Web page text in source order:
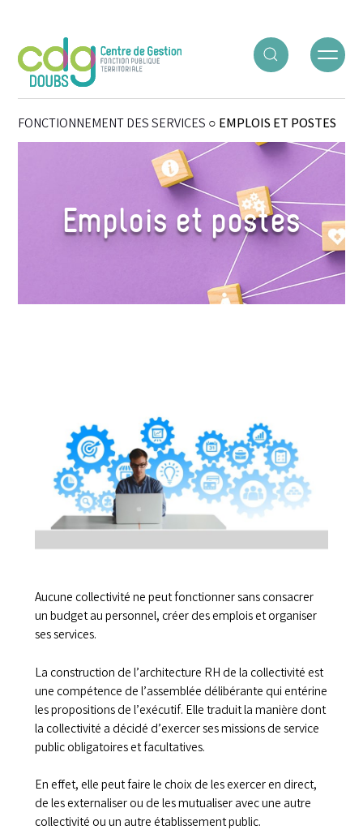
ACCUEIL○GÉRER LES RH○ORGANISATION ET
FONCTIONNEMENT DES SERVICES ○ EMPLOIS ET POSTES
Emplois et postes
Aucune collectivité ne peut fonctionner sans consacrer
un budget au personnel, créer des emplois et organiser
ses services.
La construction de l’architecture RH de la collectivité est
une compétence de l’assemblée délibérante qui entérine
les propositions de l’exécutif. Elle traduit la manière dont
la collectivité a décidé d’exercer ses missions de service
public obligatoires et facultatives.
En effet, elle peut faire le choix de les exercer en direct,
de les externaliser ou de les mutualiser avec une autre
collectivité ou un autre établissement public.